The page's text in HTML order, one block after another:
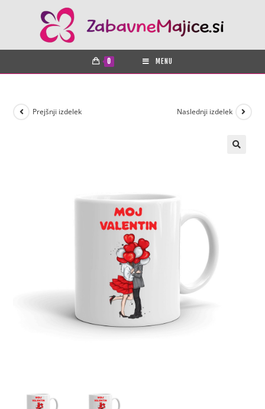
0 MENU
Prejšnji izdelek Naslednji izdelek